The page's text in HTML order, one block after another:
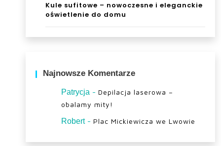
Kule sufitowe – nowoczesne i eleganckie
oświetlenie do domu
Najnowsze Komentarze
Patrycja - Depilacja laserowa –
obalamy mity!
Robert- Plac Mickiewicza we Lwowie